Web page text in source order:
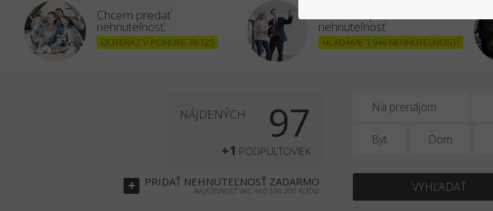
Chcem predať
nehnuteľnosť
DOTERAZ V PONUKE 70 125
nehnuteľnosť
HĽADÁME 1 946 NEHNUTEĽNOSTÍ
Na prenájom
Byt Dom
VYHĽADAŤ
NÁJDENÝCH 97
+1 PODPULTOVIEK
+ PRIDAŤ NEHNUTEĽNOSŤ ZADARMO
NÁVŠTEVNOSŤ VIAC AKO 500 000 ROČNE